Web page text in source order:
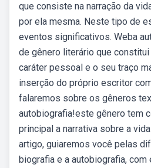
que consiste na narração da
por ela mesma. Neste tipo de
eventos significativos. Weba
de gênero literário que constitui
caráter pessoal e o seu traço
inserção do próprio escritor
falaremos sobre os gêneros
autobiografia!este gênero tem
principal a narrativa sobre a
artigo, guiaremos você pelas
biografia e a autobiografia,